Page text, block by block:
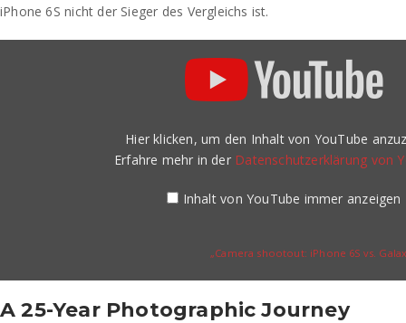
iPhone 6S nicht der Sieger des Vergleichs ist.
Hier klicken, um den Inhalt von YouTube
Erfahre mehr in der Datenschutzerklärung von
Inhalt von YouTube immer anzeigen
„Camera shootout: iPhone 6S vs.
A 25-Year Photographic Journey